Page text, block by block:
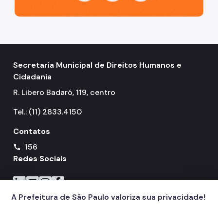
Fundos Vinculados
Fundo de Abastecimento Alimentar de São Paulo -
FAASP
Fundo Municipal de Combate à Fome - FUMCAF
Fundo Municipal do Idoso - FMID
Fundo Municipal dos Direitos da Criança e do
Adolescente - FUMCAD
Imprensa
Assessoria de Imprensa
Secretaria Municipal de Direitos Humanos e
Cidadania
R. Libero Badaró, 119, centro
Tel.: (11) 2833.4150
Contatos
call
156
Redes Sociais
Icone do LinkedIn
Icone do YouTube
Icone do Instagram
Icone do Facebook
A Prefeitura de São Paulo valoriza sua privacidade!